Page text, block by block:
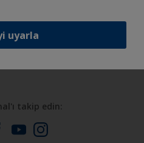
uyarla
faydalanın
takip edin: